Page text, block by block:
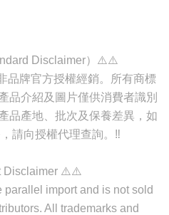
Disclaimer）⚠️⚠️
品牌官方授權經銷。所有商標
品介紹及圖片僅供消費者識別
品產地、批次及保養差異，如
請向授權代理查詢。‼️
⚠️⚠️
parallel import and is not sold
All trademarks and